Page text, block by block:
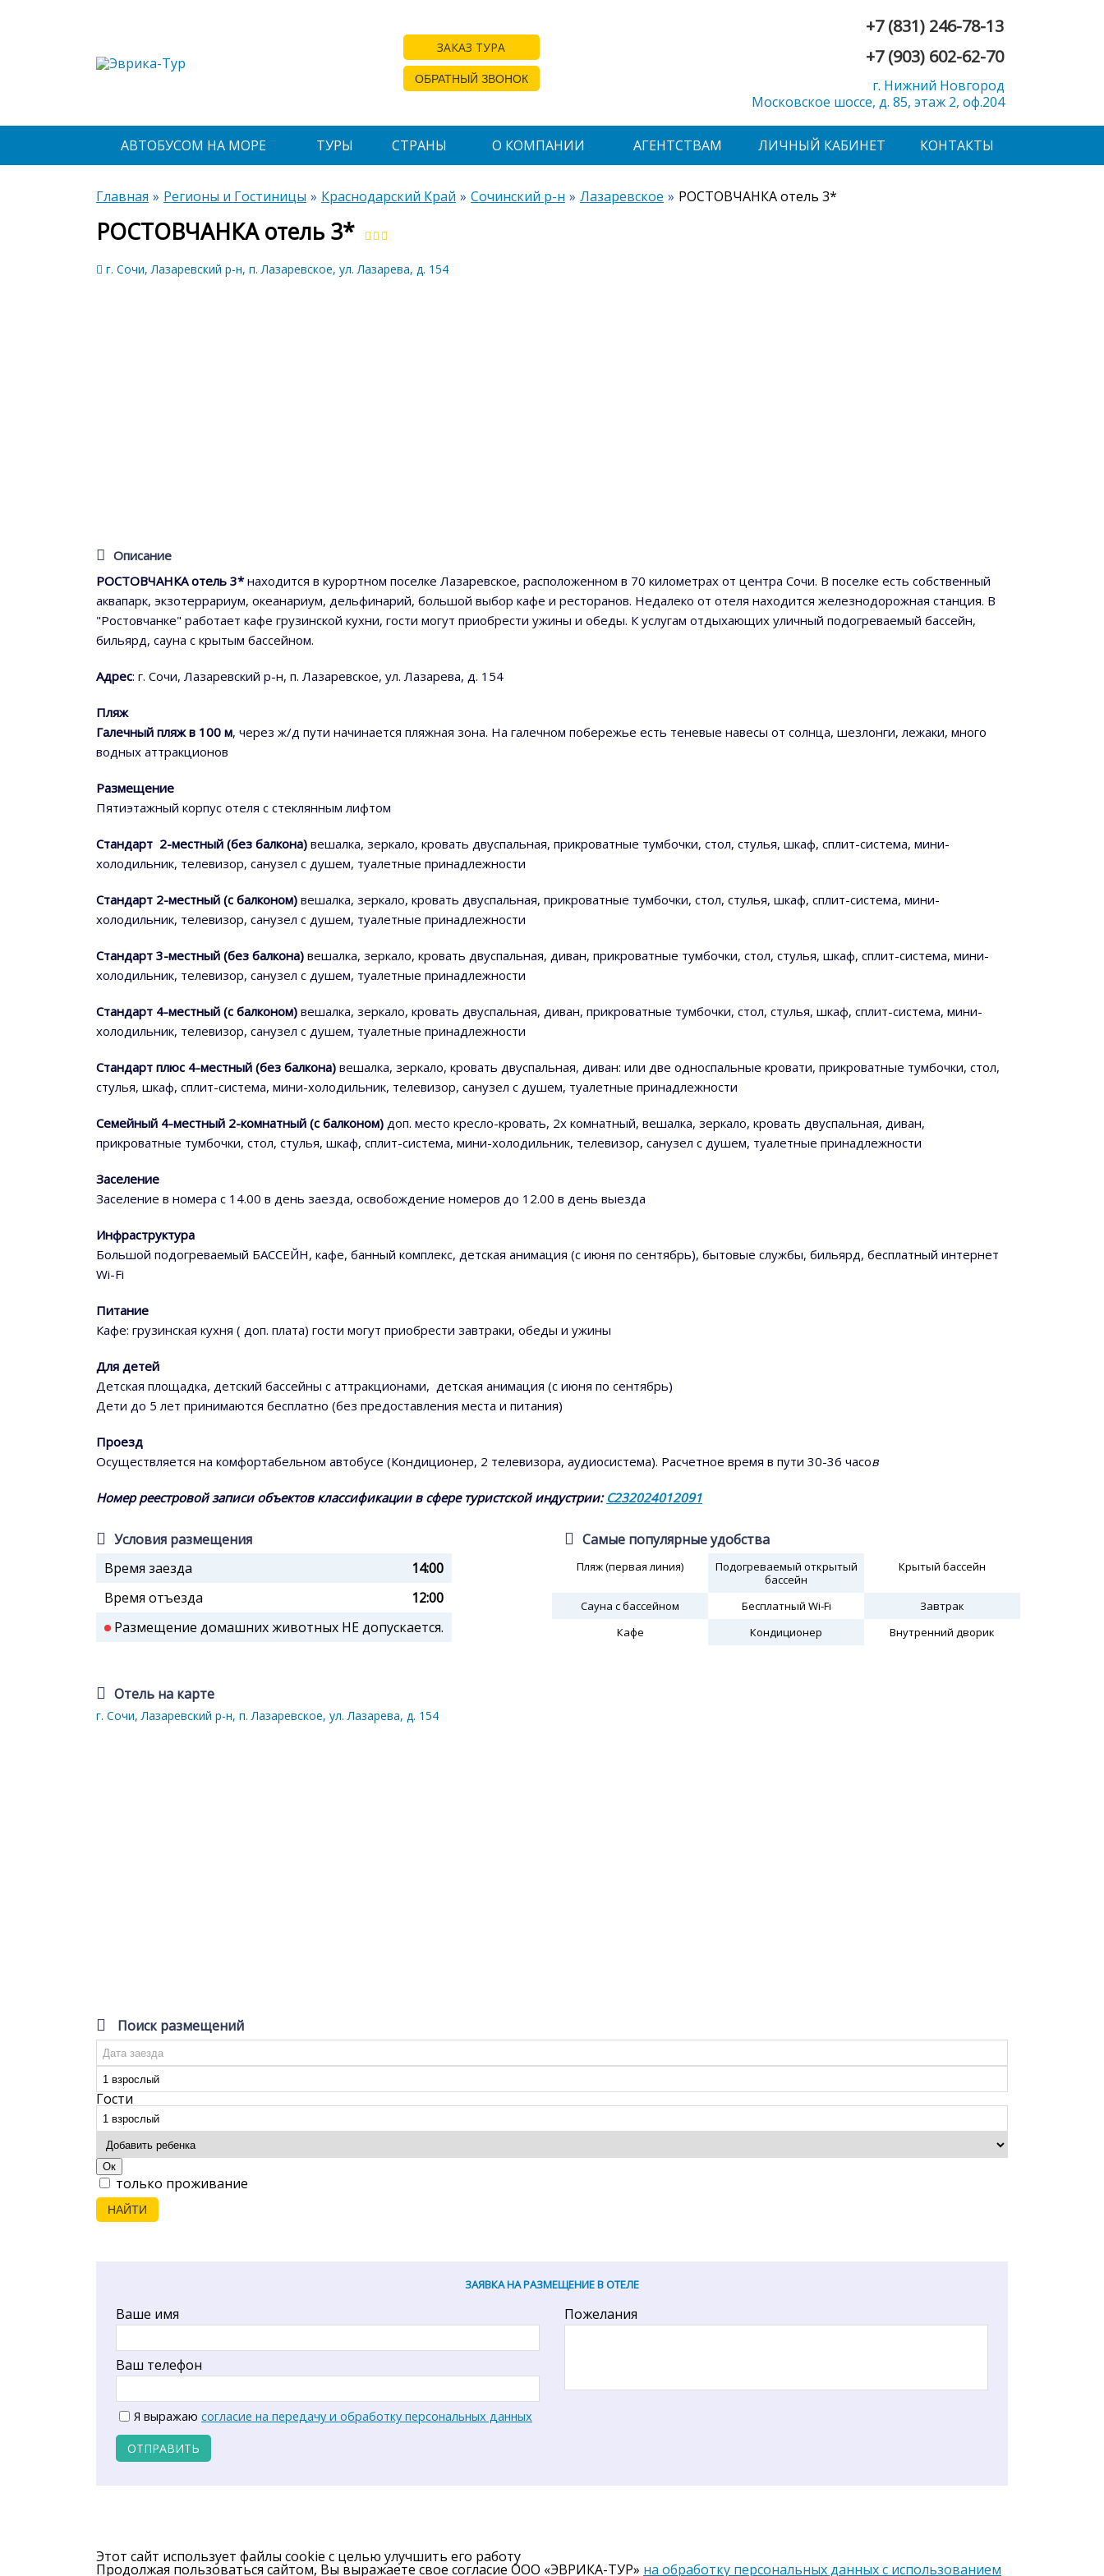
ЗАКАЗ ТУРА
ОБРАТНЫЙ ЗВОНОК
+7 (831) 246-78-13
+7 (903) 602-62-70
г. Нижний Новгород
Московское шоссе, д. 85, этаж 2, оф.204
АВТОБУСОМ НА МОРЕ ТУРЫ СТРАНЫ О КОМПАНИИ АГЕНТСТВАМ ЛИЧНЫЙ КАБИНЕТ КОНТАКТЫ
Главная Регионы и Гостиницы Краснодарский Край Сочинский р-н Лазаревское РОСТОВЧАНКА отель 3*
РОСТОВЧАНКА отель 3*
г. Сочи, Лазаревский р-н, п. Лазаревское, ул. Лазарева, д. 154
Описание
РОСТОВЧАНКА отель 3*находится в курортном поселке Лазаревское, расположенном в 70 километрах от центра Сочи. В поселке есть собственный
аквапарк, экзотеррариум, океанариум, дельфинарий, большой выбор кафе и ресторанов. Недалеко от отеля находится железнодорожная станция. В
"Ростовчанке" работает кафе грузинской кухни, гости могут приобрести ужины и обеды. К услугам отдыхающих уличный подогреваемый бассейн,
бильярд, сауна с крытым бассейном.
Адрес: г. Сочи, Лазаревский р-н, п. Лазаревское, ул. Лазарева, д. 154
Пляж
Галечный пляж в 100 м, через ж/д пути начинается пляжная зона. На галечном побережье есть теневые навесы от солнца, шезлонги, лежаки, много
водных аттракционов
Размещение
Пятиэтажный корпус отеля с стеклянным лифтом
Стандарт 2-местный (без балкона) вешалка, зеркало, кровать двуспальная, прикроватные тумбочки, стол, стулья, шкаф, сплит-система, мини-
холодильник, телевизор, санузел с душем, туалетные принадлежности
Стандарт 2-местный (с балконом) вешалка, зеркало, кровать двуспальная, прикроватные тумбочки, стол, стулья, шкаф, сплит-система, мини-
холодильник, телевизор, санузел с душем, туалетные принадлежности
Стандарт 3-местный (без балкона) вешалка, зеркало, кровать двуспальная, диван, прикроватные тумбочки, стол, стулья, шкаф, сплит-система, мини-
холодильник, телевизор, санузел с душем, туалетные принадлежности
Стандарт 4-местный (с балконом) вешалка, зеркало, кровать двуспальная, диван, прикроватные тумбочки, стол, стулья, шкаф, сплит-система, мини-
холодильник, телевизор, санузел с душем, туалетные принадлежности
Стандарт плюс 4-местный (без балкона) вешалка, зеркало, кровать двуспальная, диван: или две односпальные кровати, прикроватные тумбочки, стол,
стулья, шкаф, сплит-система, мини-холодильник, телевизор, санузел с душем, туалетные принадлежности
Семейный 4-местный 2-комнатный (с балконом) доп. место кресло-кровать, 2х комнатный, вешалка, зеркало, кровать двуспальная, диван,
прикроватные тумбочки, стол, стулья, шкаф, сплит-система, мини-холодильник, телевизор, санузел с душем, туалетные принадлежности
Заселение
Заселение в номера с 14.00 в день заезда, освобождение номеров до 12.00 в день выезда
Инфраструктура
Большой подогреваемый БАССЕЙН, кафе, банный комплекс, детская анимация (с июня по сентябрь), бытовые службы, бильярд, бесплатный интернет
Wi-Fi
Питание
Кафе: грузинская кухня ( доп. плата) гости могут приобрести завтраки, обеды и ужины
Для детей
Детская площадка, детский бассейны с аттракционами, детская анимация (с июня по сентябрь)
Дети до 5 лет принимаются бесплатно (без предоставления места и питания)
Проезд
Осуществляется на комфортабельном автобусе (Кондиционер, 2 телевизора, аудиосистема). Расчетное время в пути 30-36 часов
Номер реестровой записи объектов классификации в сфере туристской индустрии: С232024012091
Условия размещения
Время заезда
14:00
Время отъезда
12:00
Размещение домашних животных НЕ допускается.
Самые популярные удобства
Пляж (первая линия)
Подогреваемый открытый
бассейн
Крытый бассейн
Сауна с бассейном Бесплатный Wi-Fi
Завтрак
Кафе
Кондиционер Внутренний дворик
Отель на карте
г. Сочи, Лазаревский р-н, п. Лазаревское, ул. Лазарева, д. 154
Поиск размещений
Гости
Ок
только проживание
НАЙТИ
ЗАЯВКА НА РАЗМЕЩЕНИЕ В ОТЕЛЕ
Ваше имя
Ваш телефон
Пожелания
Я выражаю согласие на передачу и обработку персональных данных
ОТПРАВИТЬ
Этот сайт использует файлы cookie с целью улучшить его работу
Продолжая пользоваться сайтом, Вы выражаете свое согласие ООО «ЭВРИКА-ТУР» на обработку персональных данных с использованием